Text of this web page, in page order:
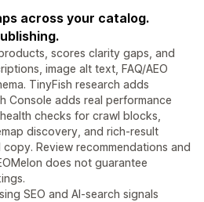
across your catalog.
scores clarity gaps, and
image alt text, FAQ/AEO
TinyFish research adds
Console adds real performance
checks for crawl blocks,
discovery, and rich-result
Review recommendations and
does not guarantee
SEO and AI-search signals